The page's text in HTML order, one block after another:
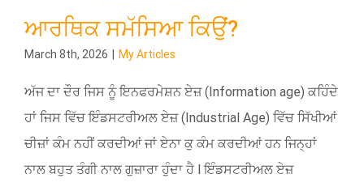
ਆਰਥਿਕ ਸਮੱਸਿਆ ਕਿਉਂ?
March 8th, 2026 My Articles
ਅੱਜ ਦਾ ਦੌਰ ਜਿਸ ਨੂੰ ਇਨਫਰਮੇਸ਼ਨ ਏਜ਼ (Information age) ਕਹਿੰਦੇ
ਹਾਂ ਜਿਸ ਵਿੱਚ ਇੰਡਸਟਰੀਅਲ ਏਜ਼ (Industrial Age) ਵਿੱਚ ਸਿੱਖੀਆਂ
ਚੀਜ਼ਾਂ ਕੰਮ ਨਹੀਂ ਕਰਦੀਆਂ ਜਾਂ ਏਨਾ ਕੁ ਕੰਮ ਕਰਦੀਆਂ ਹਨ ਜਿਨ੍ਹਾਂ
ਨਾਲ ਬਹੁਤ ਤੰਗੀ ਨਾਲ ਗੁਜ਼ਾਰਾ ਹੁੰਦਾ ਹੈ l ਇੰਡਸਟਰੀਅਲ ਏਜ਼